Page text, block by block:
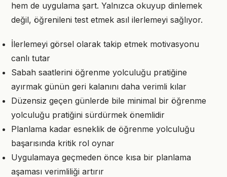
hem de uygulama şart. Yalnızca okuyup dinlemek
değil, öğrenileni test etmek asıl ilerlemeyi sağlıyor.
İlerlemeyi görsel olarak takip etmek motivasyonu
canlı tutar
Sabah saatlerini öğrenme yolculuğu pratiğine
ayırmak günün geri kalanını daha verimli kılar
Düzensiz geçen günlerde bile minimal bir öğrenme
yolculuğu pratiğini sürdürmek önemlidir
Planlama kadar esneklik de öğrenme yolculuğu
başarısında kritik rol oynar
Uygulamaya geçmeden önce kısa bir planlama
aşaması verimliliği artırır